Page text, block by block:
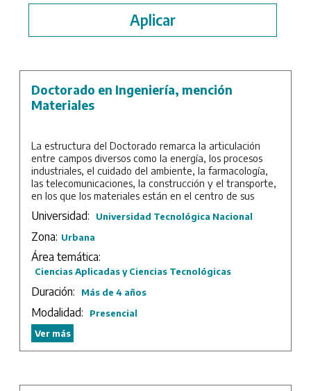
Doctorado en Ingeniería, mención
Materiales
La estructura del Doctorado remarca la articulación
entre campos diversos como la energía, los procesos
industriales, el cuidado del ambiente, la farmacología,
las telecomunicaciones, la construcción y el transporte,
en los que los materiales están en el centro de sus
avances tecnológicos.
Sede: UTN – Facultad Regional Avellaneda.
Duración: 4 años.
Universidad: Universidad Tecnológica Nacional
Zona: Urbana
Área temática:
Ciencias Aplicadas y Ciencias Tecnológicas
Duración: Más de 4 años
Modalidad:
Presencial
Ver más